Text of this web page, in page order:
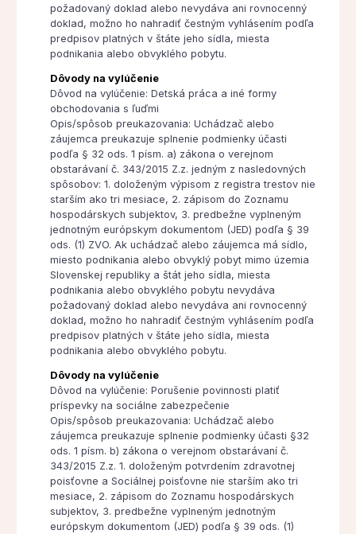
požadovaný doklad alebo nevydáva ani rovnocenný
doklad, možno ho nahradiť čestným vyhlásením podľa
predpisov platných v štáte jeho sídla, miesta
podnikania alebo obvyklého pobytu.
Dôvody na vylúčenie
Dôvod na vylúčenie: Detská práca a iné formy
obchodovania s ľuďmi
Opis/spôsob preukazovania: Uchádzač alebo
záujemca preukazuje splnenie podmienky účasti
podľa § 32 ods. 1 písm. a) zákona o verejnom
obstarávaní č. 343/2015 Z.z. jedným z nasledovných
spôsobov: 1. doloženým výpisom z registra trestov nie
starším ako tri mesiace, 2. zápisom do Zoznamu
hospodárskych subjektov, 3. predbežne vyplneným
jednotným európskym dokumentom (JED) podľa § 39
ods. (1) ZVO. Ak uchádzač alebo záujemca má sídlo,
miesto podnikania alebo obvyklý pobyt mimo územia
Slovenskej republiky a štát jeho sídla, miesta
podnikania alebo obvyklého pobytu nevydáva
požadovaný doklad alebo nevydáva ani rovnocenný
doklad, možno ho nahradiť čestným vyhlásením podľa
predpisov platných v štáte jeho sídla, miesta
podnikania alebo obvyklého pobytu.
Dôvody na vylúčenie
Dôvod na vylúčenie: Porušenie povinnosti platiť
príspevky na sociálne zabezpečenie
Opis/spôsob preukazovania: Uchádzač alebo
záujemca preukazuje splnenie podmienky účasti §32
ods. 1 písm. b) zákona o verejnom obstarávaní č.
343/2015 Z.z. 1. doloženým potvrdením zdravotnej
poisťovne a Sociálnej poisťovne nie starším ako tri
mesiace, 2. zápisom do Zoznamu hospodárskych
subjektov, 3. predbežne vyplneným jednotným
európskym dokumentom (JED) podľa § 39 ods. (1)